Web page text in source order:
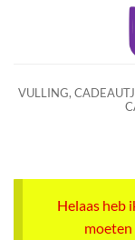
VULLING,
Helaas heb